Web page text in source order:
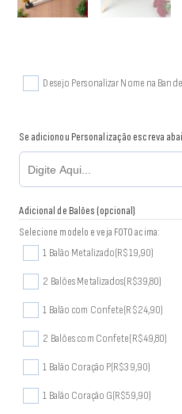
Desejo Personalizar Nome na
Se adicionou Personalização escreva
Adicional de Balões (opcional)
Selecione modelo e veja FOTO acima:
1 Balão Metalizado(R$19,90)
2 Balões Metalizados(R$39,80)
1 Balão com Confete(R$24,90)
2 Balões com Confete(R$49,80)
1 Balão Coração P(R$39,90)
1 Balão Coração G(R$59,90)